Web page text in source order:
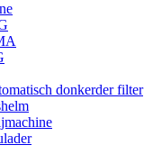
donkerder filter